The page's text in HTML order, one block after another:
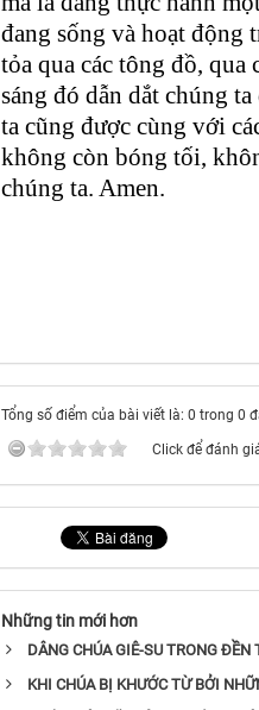
đang sống và hoạt động
tỏa qua các tông đồ, qua
sáng đó dẫn dắt chúng
ta cũng được cùng với
không còn bóng tối,
chúng ta. Amen.
Tổng số điểm của bài viết là: 0 trong 0
Click để đánh
Những tin mới hơn
DÂNG CHÚA GIÊ-SU TRONG
KHI CHÚA BỊ KHƯỚC TỪ BỞI